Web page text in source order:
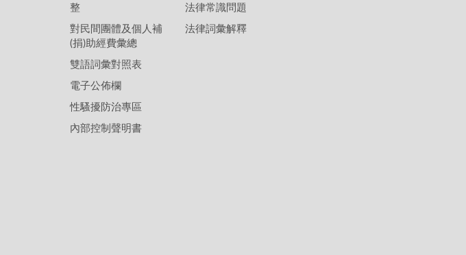
整
對民間團體及個人補
(捐)助經費彙總
雙語詞彙對照表
電子公佈欄
性騷擾防治專區
內部控制聲明書
法律常識問題
法律詞彙解釋